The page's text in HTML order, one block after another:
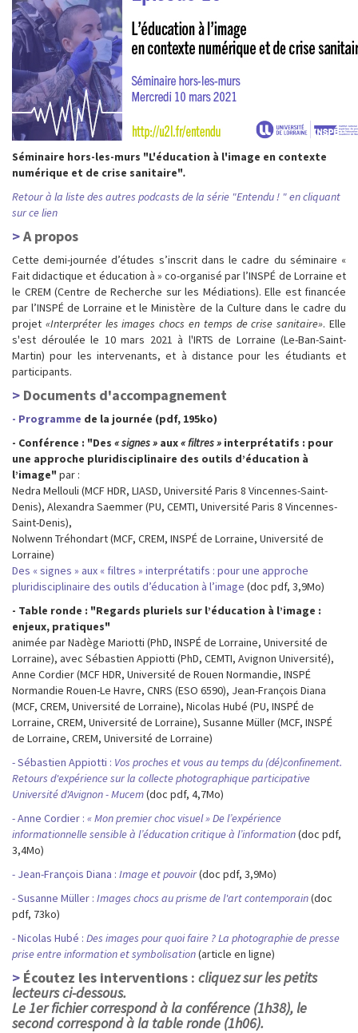
Séminaire hors-les-murs "L'éducation à l'image en contexte
numérique et de crise sanitaire".
Retour à la liste des autres podcasts de la série "Entendu ! " en cliquant
sur ce lien
A propos
Cette demi-journée d’études s’inscrit dans le cadre du séminaire «
Fait didactique et éducation à » co-organisé par l’INSPÉ de Lorraine et
le CREM (Centre de Recherche sur les Médiations). Elle est financée
par l’INSPÉ de Lorraine et le Ministère de la Culture dans le cadre du
projet «Interpréter les images chocs en temps de crise sanitaire». Elle
s'est déroulée le 10 mars 2021 à l'IRTS de Lorraine (Le-Ban-Saint-
Martin) pour les intervenants, et à distance pour les étudiants et
participants.
Documents d'accompagnement
- Programme de la journée (pdf, 195ko)
- Conférence : "Des « signes » aux« filtres » interprétatifs : pour
une approche pluridisciplinaire des outils d’éducation à
l’image" par :
Nedra Mellouli (MCF HDR, LIASD, Université Paris 8 Vincennes-Saint-
Denis), Alexandra Saemmer (PU, CEMTI, Université Paris 8 Vincennes-
Saint-Denis),
Nolwenn Tréhondart (MCF, CREM, INSPÉ de Lorraine, Université de
Lorraine)
Des « signes » aux « filtres » interprétatifs : pour une approche
pluridisciplinaire des outils d’éducation à l’image (doc pdf, 3,9Mo)
- Table ronde : "Regards pluriels sur l’éducation à l’image :
enjeux, pratiques"
animée par Nadège Mariotti (PhD, INSPÉ de Lorraine, Université de
Lorraine), avec Sébastien Appiotti (PhD, CEMTI, Avignon Université),
Anne Cordier (MCF HDR, Université de Rouen Normandie, INSPÉ
Normandie Rouen-Le Havre, CNRS (ESO 6590), Jean-François Diana
(MCF, CREM, Université de Lorraine), Nicolas Hubé (PU, INSPÉ de
Lorraine, CREM, Université de Lorraine), Susanne Müller (MCF, INSPÉ
de Lorraine, CREM, Université de Lorraine)
- Sébastien Appiotti : Vos proches et vous au temps du (dé)confinement.
Retours d'expérience sur la collecte photographique participative
Université d'Avignon - Mucem(doc pdf, 4,7Mo)
- Anne Cordier : « Mon premier choc visuel » De l’expérience
informationnelle sensible à l’éducation critique à l’information(doc pdf,
3,4Mo)
- Jean-François Diana : Image et pouvoir(doc pdf, 3,9Mo)
- Susanne Müller : Images chocs au prisme de l'art contemporain(doc
pdf, 73ko)
- Nicolas Hubé : Des images pour quoi faire ? La photographie de presse
prise entre information et symbolisation(article en ligne)
Écoutez les interventions : cliquez sur les petits
lecteurs ci-dessous.
Le 1er fichier correspond à la conférence (1h38), le
second correspond à la table ronde (1h06).